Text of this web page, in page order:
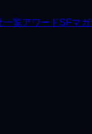
一覧アワードSFマガ